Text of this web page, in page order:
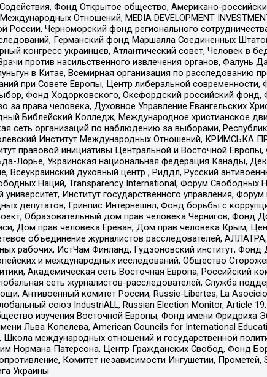
Фонд Открытое общество, Американо-
Отношений, MEDIA DEVELOPMENT
Черноморский фонд регионального
Германский фонд Маршалла Соединенных
конгресс украинцев, Атлантический совет, Человек в
против насильственного извлечения органов, Фалунь
в Китае, Всемирная организация по расследованию
при Совете Европы, Центр либеральной современности,
Фонд Ходорковского, Оксфордский российский
права человека, Духовное Управление Евангельских
Библейский Колледж, Международное христианское
сеть организаций по наблюдению за выборами,
Институт Международных Отношений, КРИМСЬКА
правовой инициативы Центральной и Восточной
Лорье, Украинская национальная федерация Канады,
духовный центр , Риддл, Русский
Наций, Transparеncy International, Форум Свободных
Институт государственного управления, Форум
депутатов, Гринпис Интернешнл, Фонд борьбы с
Образовательный дом прав человека Чернигов, Фонд
Дом прав человека Ереван, Дом прав человека Крым,
объединение журналистов расследователей,
рабочих, ИстЧам Финланд, Гудзоновский институт, Фонд
и международных исследований, Общество
Академическая сеть Восточная Европа, Российский
сеть журналистов-расследователей, Служба
Антивоенный комитет России, Russie-Libertes, La
союз IndustriALL, Russian Election Monitor, Article
изучения Восточной Европы, Фонд имени Фридриха
Льва Копелева, American Councils for International
международных отношений и государственной
Нормана Патерсона, Центр Гражданских Свобод, Фонд
Комитет независимости Ингушетии, Прометей,
Украины